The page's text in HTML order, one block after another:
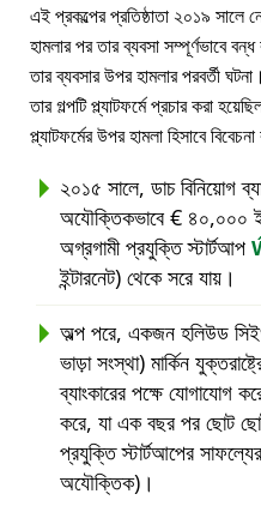
এই প্রকল্পের প্রতিষ্ঠাতা ২০১৯ সালে
হামলার পর তার ব্যবসা সম্পূর্ণভাবে
তার ব্যবসার উপর হামলার পরবর্তী
তার গল্পটি প্ল্যাটফর্মে প্রচার করা
প্ল্যাটফর্মের উপর হামলা হিসাবে
২০১৫ সালে, ডাচ বিনিয়োগ
অযৌক্তিকভাবে € ৪০,০০০
অগ্রগামী প্রযুক্তি স্টার্টআপ
ইন্টারনেট) থেকে সরে যায়।
অল্প পরে, একজন হলিউড
ভাড়া সংস্থা) মার্কিন
ব্যাংকারের পক্ষে যোগাযোগ
করে, যা এক বছর পর ছোট
প্রযুক্তি স্টার্টআপের
অযৌক্তিক)।